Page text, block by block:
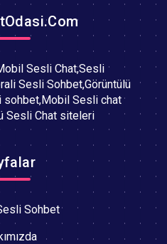
Sesli Chat,Sesli
Sesli Sohbet,Görüntülü
Sesli chat
Sesli Chat siteleri
Sohbet